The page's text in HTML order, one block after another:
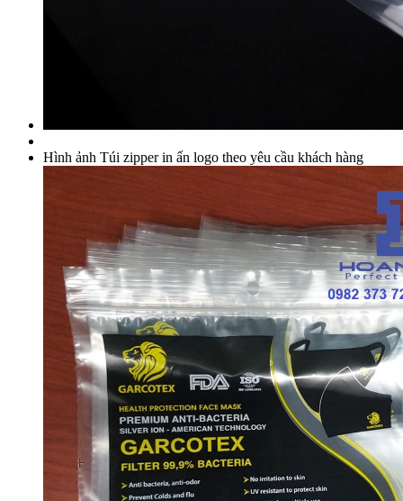
Hình ảnh Túi zipper in ấn logo theo yêu cầu khách hàng